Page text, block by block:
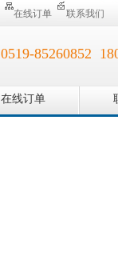
在线订单 联系我们
0519-85260852
在线订单